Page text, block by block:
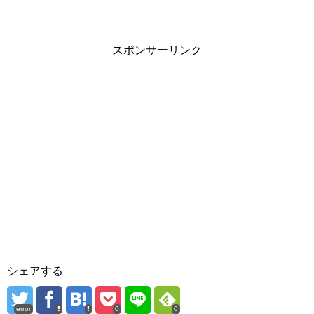
スポンサーリンク
シェアする
error 0 0